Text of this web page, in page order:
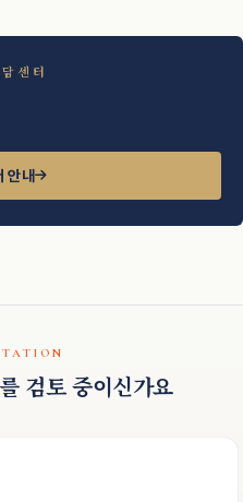
센터
안내
검토 중이신가요